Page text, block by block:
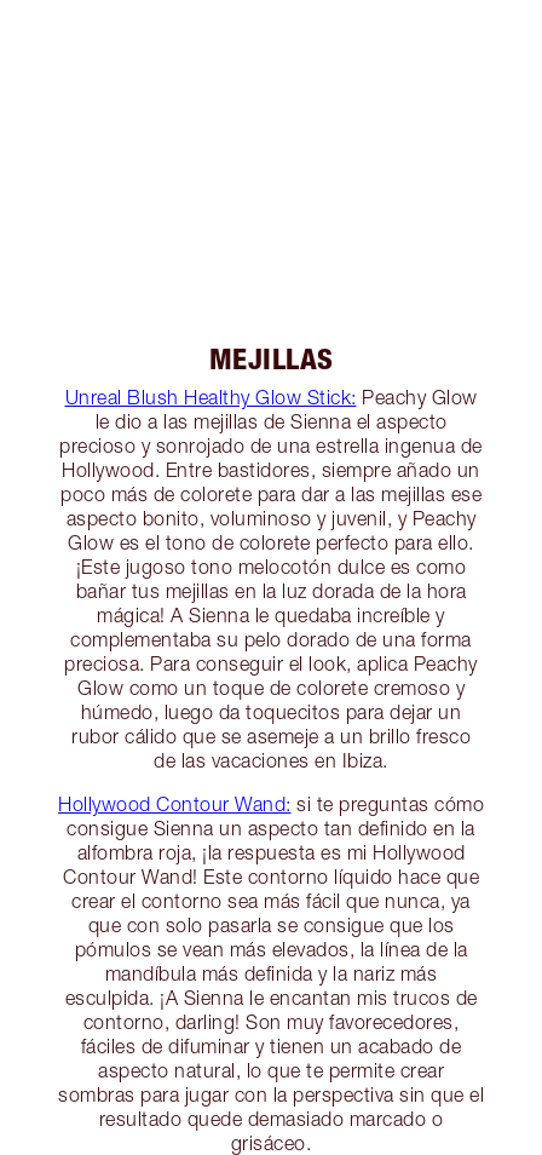
MEJILLAS
Unreal Blush Healthy Glow Stick: Peachy Glow
le dio a las mejillas de Sienna el aspecto
precioso y sonrojado de una estrella ingenua de
Hollywood. Entre bastidores, siempre añado un
poco más de colorete para dar a las mejillas ese
aspecto bonito, voluminoso y juvenil, y Peachy
Glow es el tono de colorete perfecto para ello.
¡Este jugoso tono melocotón dulce es como
bañar tus mejillas en la luz dorada de la hora
mágica! A Sienna le quedaba increíble y
complementaba su pelo dorado de una forma
preciosa. Para conseguir el look, aplica Peachy
Glow como un toque de colorete cremoso y
húmedo, luego da toquecitos para dejar un
rubor cálido que se asemeje a un brillo fresco
de las vacaciones en Ibiza.
Hollywood Contour Wand: si te preguntas cómo
consigue Sienna un aspecto tan definido en la
alfombra roja, ¡la respuesta es mi Hollywood
Contour Wand! Este contorno líquido hace que
crear el contorno sea más fácil que nunca, ya
que con solo pasarla se consigue que los
pómulos se vean más elevados, la línea de la
mandíbula más definida y la nariz más
esculpida. ¡A Sienna le encantan mis trucos de
contorno, darling! Son muy favorecedores,
fáciles de difuminar y tienen un acabado de
aspecto natural, lo que te permite crear
sombras para jugar con la perspectiva sin que el
resultado quede demasiado marcado o
grisáceo.